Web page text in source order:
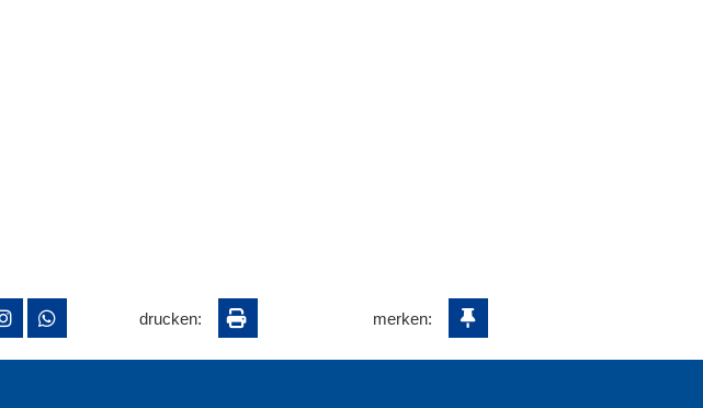
drucken: merken: